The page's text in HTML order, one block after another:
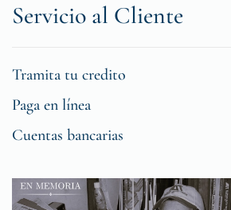
Servicio al Cliente
Tramita tu credito
Paga en línea
Cuentas bancarias